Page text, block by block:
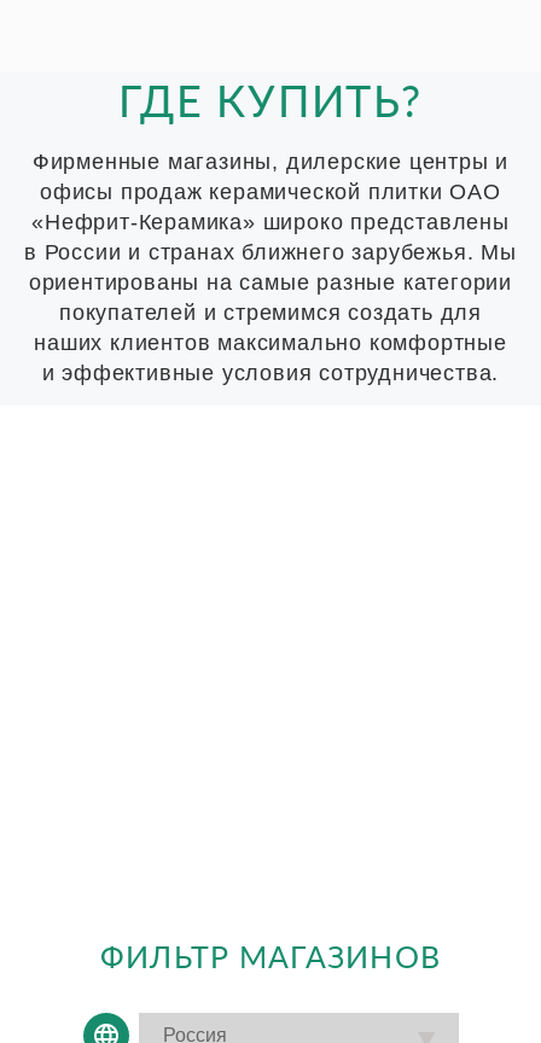
ГДЕ КУПИТЬ?
Фирменные магазины, дилерские центры и
офисы продаж керамической плитки ОАО
«Нефрит-Керамика» широко представлены
в России и странах ближнего зарубежья. Мы
ориентированы на самые разные категории
покупателей и стремимся создать для
наших клиентов максимально комфортные
и эффективные условия сотрудничества.
ФИЛЬТР МАГАЗИНОВ